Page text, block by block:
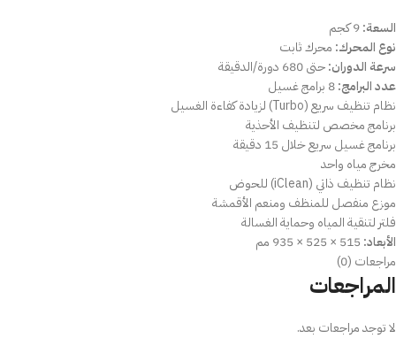
السعة:
نوع المحرك: محرك ثابت
سرعة الدوران:حتى 680 دورة/الدقيقة
عدد البرامج:
نظام تنظيف سريع (Turbo) لزيادة كفاءة الغسيل
برنامج مخصص لتنظيف الأحذية
برنامج غسيل سريع خلال 15 دقيقة
مخرج مياه واحد
نظام تنظيف ذاتي (iClean) للحوض
موزع منفصل للمنظف ومنعم الأقمشة
فلتر لتنقية المياه وحماية الغسالة
الأبعاد:
مراجعات (0)
المراجعات
لا توجد مراجعات بعد.